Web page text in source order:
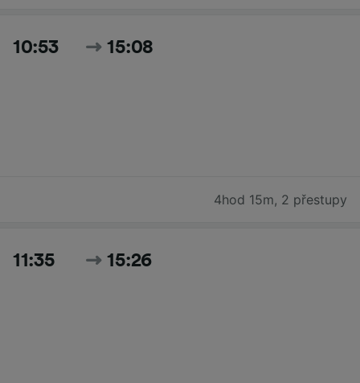
10:53 15:08
4hod 15m, 2 přestupy
11:35 15:26